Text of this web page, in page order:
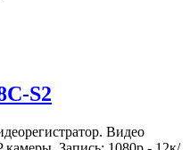
S2
Видео